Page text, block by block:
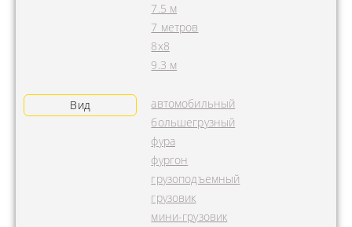
7.5 м
7 метров
8х8
9.3 м
Вид
автомобильный
большегрузный
фура
фургон
грузоподъемный
грузовик
мини-грузовик